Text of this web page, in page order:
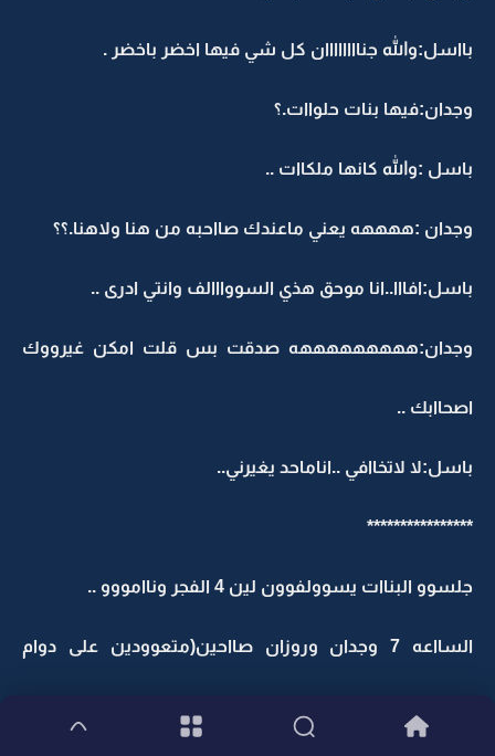
بااسل:والله جناااااااان كل شي فيها اخضر باخضر .
وجدان:فيها بنات حلواات.؟
باسل :والله كانها ملكاات ..
وجدان :ههههه يعني ماعندك صااحبه من هنا ولاهنا.؟؟
باسل:افااا..انا موحق هذي السووااالف وانتي ادرى ..
وجدان:هههههههههه صدقت بس قلت امكن غيرووك
اصحاابك ..
باسل:لا لاتخاافي ..اناماحد يغيرني..
****************
جلسوو البناات يسوولفوون لين 4 الفجر وناامووو ..
السااعه 7 وجدان وروزان صااحين(متعوودين على دوام